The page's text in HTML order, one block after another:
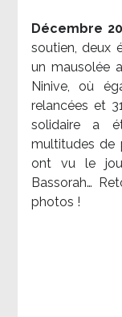
Décembre
soutien, deux
un mausolée
Ninive, où
relancées et
solidaire a
multitudes de
ont vu le
Bassorah…
photos !